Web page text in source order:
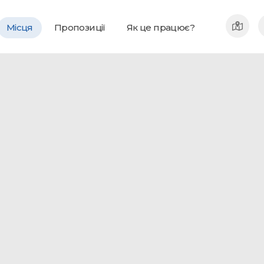
Місця Пропозиції Як це працює?